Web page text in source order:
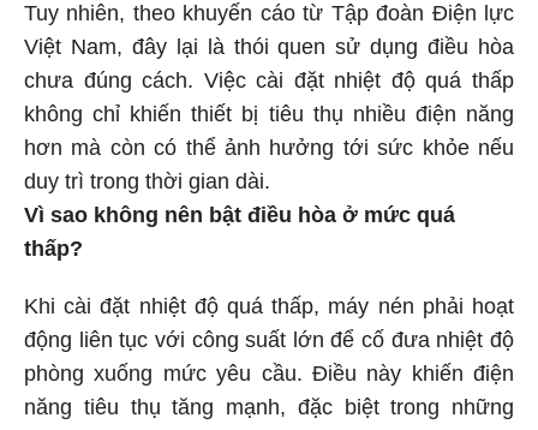
Tuy nhiên, theo khuyến cáo từ Tập đoàn Điện lực
Việt Nam, đây lại là thói quen sử dụng điều hòa
chưa đúng cách. Việc cài đặt nhiệt độ quá thấp
không chỉ khiến thiết bị tiêu thụ nhiều điện năng
hơn mà còn có thể ảnh hưởng tới sức khỏe nếu
duy trì trong thời gian dài.
Vì sao không nên bật điều hòa ở mức quá
thấp?
Khi cài đặt nhiệt độ quá thấp, máy nén phải hoạt
động liên tục với công suất lớn để cố đưa nhiệt độ
phòng xuống mức yêu cầu. Điều này khiến điện
năng tiêu thụ tăng mạnh, đặc biệt trong những